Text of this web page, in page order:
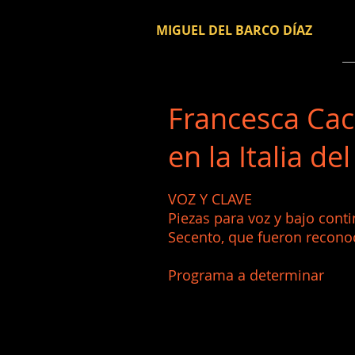
MIGUEL DEL BARCO DÍAZ
Francesca
en la Italia
VOZ Y CLAVE
Piezas para voz y bajo
Secento, que fueron
Programa a determinar